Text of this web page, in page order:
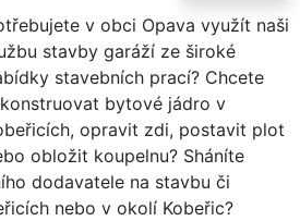
v obci Opava využít naši
stavby garáží ze široké
stavebních prací? Chcete
bytové jádro v
opravit zdi, postavit plot
obložit koupelnu? Sháníte
dodavatele na stavbu či
nebo v okolí Kobeřic?